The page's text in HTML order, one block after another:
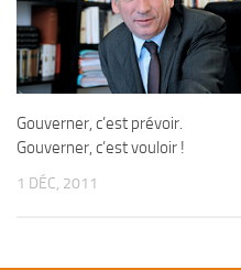
Gouverner, c’est prévoir.
Gouverner, c’est vouloir !
1 DÉC, 2011